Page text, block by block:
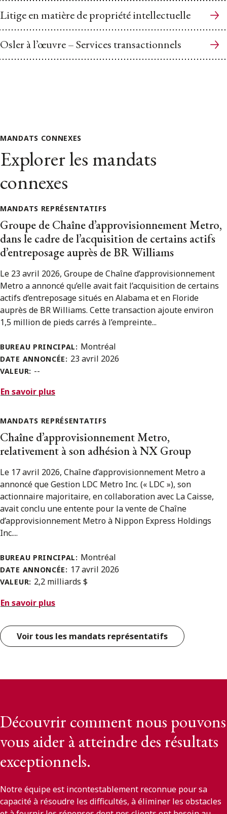
Litige en matière de propriété intellectuelle
Osler à l’œuvre – Services transactionnels
MANDATS CONNEXES
Explorer les mandats
connexes
MANDATS REPRÉSENTATIFS
Groupe de Chaîne d’approvisionnement Metro,
dans le cadre de l’acquisition de certains actifs
d’entreposage auprès de BR Williams
Le 23 avril 2026, Groupe de Chaîne d’approvisionnement
Metro a annoncé qu’elle avait fait l’acquisition de certains
actifs d’entreposage situés en Alabama et en Floride
auprès de BR Williams. Cette transaction ajoute environ
1,5 million de pieds carrés à l’empreinte...
BUREAU PRINCIPAL: Montréal
DATE ANNONCÉE: 23 avril 2026
VALEUR: --
En savoir plus
MANDATS REPRÉSENTATIFS
Chaîne d’approvisionnement Metro,
relativement à son adhésion à NX Group
Le 17 avril 2026, Chaîne d’approvisionnement Metro a
annoncé que Gestion LDC Metro Inc. (« LDC »), son
actionnaire majoritaire, en collaboration avec La Caisse,
avait conclu une entente pour la vente de Chaîne
d’approvisionnement Metro à Nippon Express Holdings
Inc....
BUREAU PRINCIPAL: Montréal
DATE ANNONCÉE: 17 avril 2026
VALEUR: 2,2 milliards $
En savoir plus
Voir tous les mandats représentatifs
Découvrir comment nous pouvons
vous aider à atteindre des résultats
exceptionnels.
Notre équipe est incontestablement reconnue pour sa
capacité à résoudre les difficultés, à éliminer les obstacles